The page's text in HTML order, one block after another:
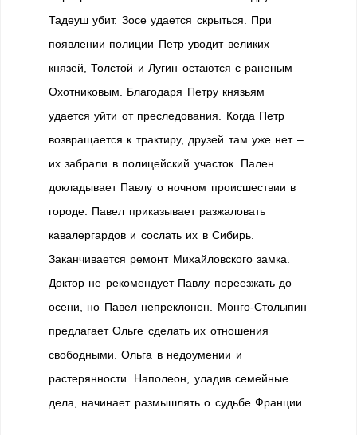
Тадеуш убит. Зосе удается скрыться. При
появлении полиции Петр уводит великих
князей, Толстой и Лугин остаются с раненым
Охотниковым. Благодаря Петру князьям
удается уйти от преследования. Когда Петр
возвращается к трактиру, друзей там уже нет –
их забрали в полицейский участок. Пален
докладывает Павлу о ночном происшествии в
городе. Павел приказывает разжаловать
кавалергардов и сослать их в Сибирь.
Заканчивается ремонт Михайловского замка.
Доктор не рекомендует Павлу переезжать до
осени, но Павел непреклонен. Монго-Cтолыпин
предлагает Ольге сделать их отношения
свободными. Ольга в недоумении и
растерянности. Наполеон, уладив семейные
дела, начинает размышлять о судьбе Франции.